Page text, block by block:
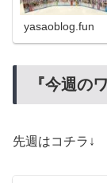
yasaoblog.fun
『今週の
先週はコチラ↓